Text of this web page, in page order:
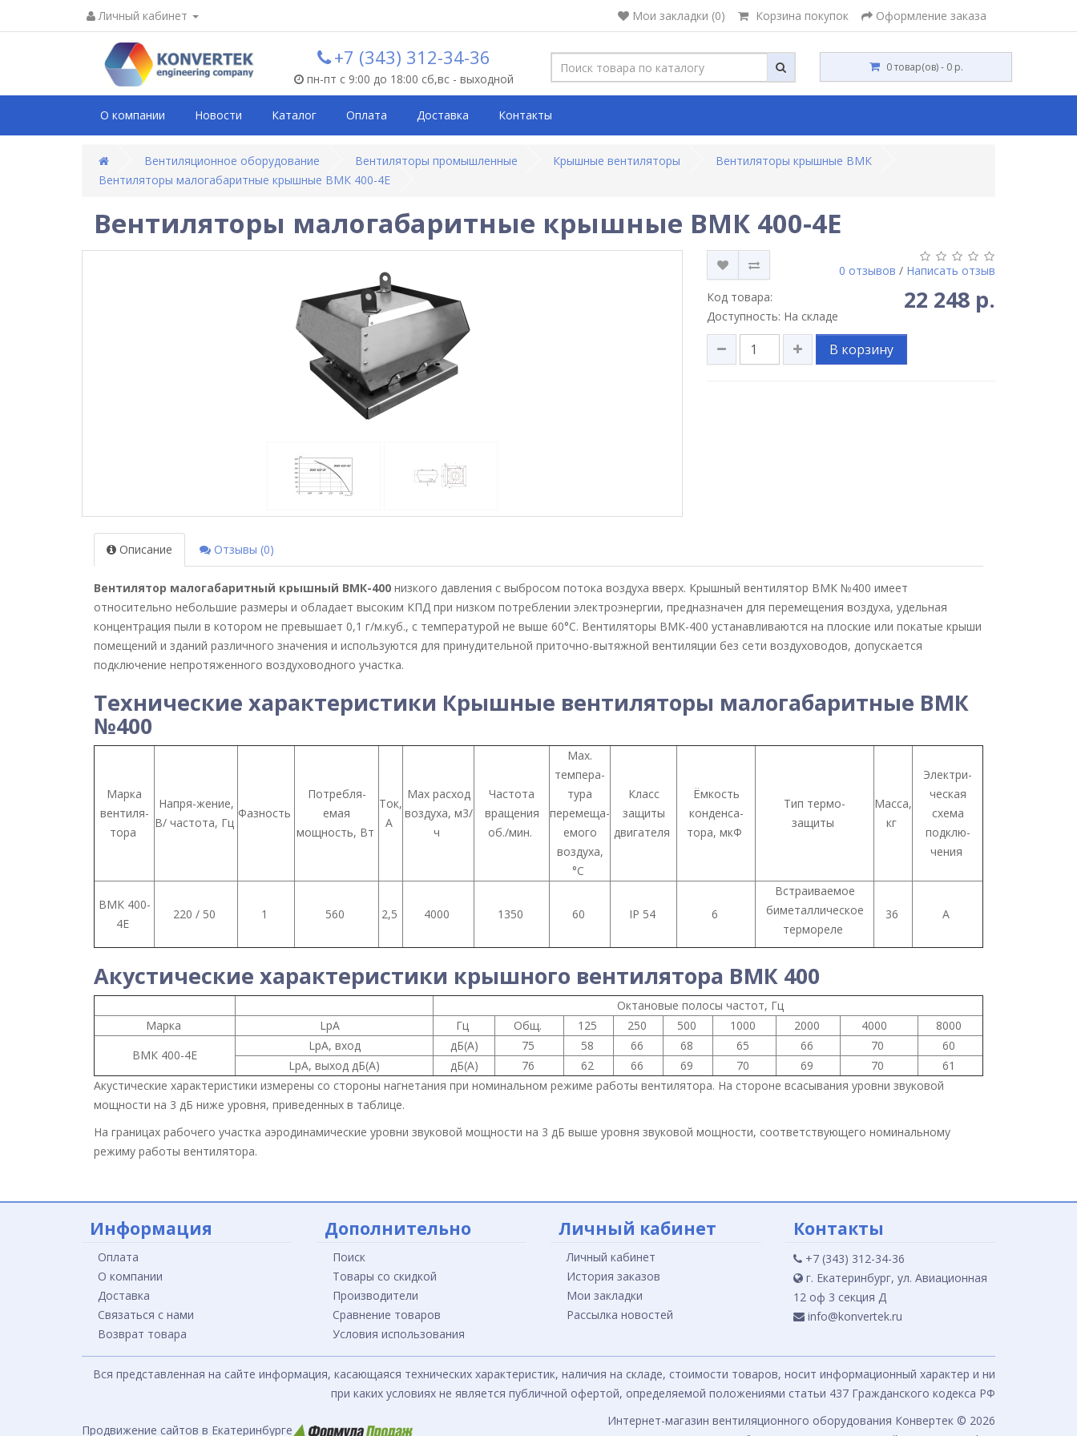
Личный кабинет Мои закладки (0) Корзина покупок Оформление заказа
+7 (343) 312-34-36
пн-пт с 9:00 до 18:00 сб,вс - выходной
0 товар(ов) - 0 р.
О компании Новости Каталог Оплата Доставка Контакты
Вентиляционное оборудование Вентиляторы промышленные Крышные вентиляторы
Вентиляторы крышные ВМК
Вентиляторы малогабаритные крышные ВМК 400-4E
Вентиляторы малогабаритные крышные ВМК 400-4E
0 отзывов / Написать отзыв
Код товара:
Доступность: На складе
22 248 р.
В корзину
Описание Отзывы (0)
Вентилятор малогабаритный крышный ВМК-400 низкого давления с выбросом потока воздуха вверх. Крышный вентилятор ВМК №400 имеет
относительно небольшие размеры и обладает высоким КПД при низком потреблении электроэнергии, предназначен для перемещения воздуха, удельная
концентрация пыли в котором не превышает 0,1 г/м.куб., с температурой не выше 60°С. Вентиляторы ВМК-400 устанавливаются на плоские или покатые крыши
помещений и зданий различного значения и используются для принудительной приточно-вытяжной вентиляции без сети воздуховодов, допускается
подключение непротяженного воздуховодного участка.
Технические характеристики Крышные вентиляторы малогабаритные ВМК
№400
Марка
вентиля-
тора
Напря-жение,
В/ частота, Гц
Фазность
Потребля-
емая
мощность, Вт
Ток,
А
Мах расход
воздуха, м3/
ч
Частота
вращения
об./мин.
Мах.
темпера-
тура
перемеща-
емого
воздуха,
°С
Класс
защиты
двигателя
Ёмкость
конденса-
тора, мкФ
Тип термо-
защиты
Масса,
кг
Электри-
ческая
схема
подклю-
чения
ВМК 400-
4E
220 / 50 1 560 2,5 4000 1350 60 IP 54 6
Встраиваемое
биметаллическое
термореле
36 А
Акустические характеристики крышного вентилятора ВМК 400
Октановые полосы частот, Гц
Марка
LpA Гц Общ. 125 250 500 1000 2000 4000
8000
ВМК 400-4E
LpA, вход дБ(А) 75 58 66 68 65 66 70
60
LpA, выход дБ(А)
дБ(А) 76 62 66 69 70 69 70
61
Акустические характеристики измерены со стороны нагнетания при номинальном режиме работы вентилятора. На стороне всасывания уровни звуковой
мощности на 3 дБ ниже уровня, приведенных в таблице.
На границах рабочего участка аэродинамические уровни звуковой мощности на 3 дБ выше уровня звуковой мощности, соответствующего номинальному
режиму работы вентилятора.
Информация
Оплата
О компании
Доставка
Связаться с нами
Возврат товара
Дополнительно
Поиск
Товары со скидкой
Производители
Сравнение товаров
Условия использования
Личный кабинет
Личный кабинет
История заказов
Мои закладки
Рассылка новостей
Контакты
+7 (343) 312-34-36
г. Екатеринбург, ул. Авиационная
12 оф 3 секция Д
info@konvertek.ru
Вся представленная на сайте информация, касающаяся технических характеристик, наличия на складе, стоимости товаров, носит информационный характер и ни
при каких условиях не является публичной офертой, определяемой положениями статьи 437 Гражданского кодекса РФ
Продвижение сайтов в Екатеринбурге
Интернет-магазин вентиляционного оборудования Конвертек © 2026